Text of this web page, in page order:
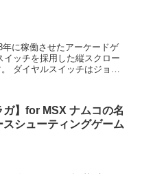
年に稼働させたアーケードゲ
イ
ガ】for MSX ナムコの名
スシューティングゲーム